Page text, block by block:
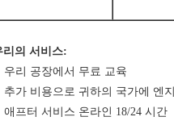
리의 서비스:
우리 공장에서 무료 교육
추가 비용으로 귀하의 국가에 엔
애프터 서비스 온라인 18/24 시간